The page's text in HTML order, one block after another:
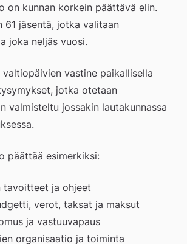
on kunnan korkein päättävä elin.
61 jäsentä, jotka valitaan
joka neljäs vuosi.
valtiopäivien vastine paikallisella
jotka otetaan
valmisteltu jossakin lautakunnassa
päättää esimerkiksi:
tavoitteet ja ohjeet
verot, taksat ja maksut
ja vastuuvapaus
organisaatio ja toiminta